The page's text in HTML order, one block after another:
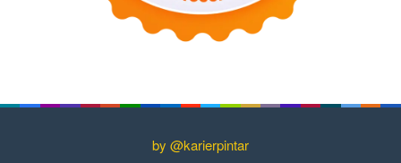
by @karierpintar